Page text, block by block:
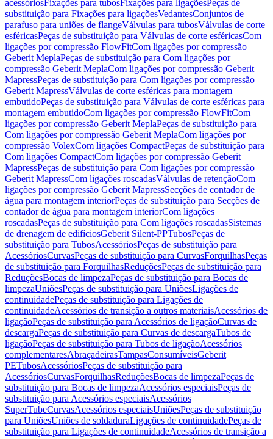
acessóriosFixações para tubosFixações para ligaçõesPeças de
substituição para Fixações para ligaçõesVedantesConjuntos de
parafuso para uniões de flangeVálvulas para tubosVálvulas de corte
esféricasPeças de substituição para Válvulas de corte esféricasCom
ligações por compressão FlowFitCom ligações por compressão
Geberit MeplaPeças de substituição para Com ligações por
compressão Geberit MeplaCom ligações por compressão Geberit
MapressPeças de substituição para Com ligações por compressão
Geberit MapressVálvulas de corte esféricas para montagem
embutidoPeças de substituição para Válvulas de corte esféricas para
montagem embutidoCom ligações por compressão FlowFitCom
ligações por compressão Geberit MeplaPeças de substituição para
Com ligações por compressão Geberit MeplaCom ligações por
compressão VolexCom ligações CompactPeças de substituição para
Com ligações CompactCom ligações por compressão Geberit
MapressPeças de substituição para Com ligações por compressão
Geberit MapressCom ligações roscadasVálvulas de retençãoCom
ligações por compressão Geberit MapressSecções de contador de
água para montagem interiorPeças de substituição para Secções de
contador de água para montagem interiorCom ligações
roscadasPeças de substituição para Com ligações roscadasSistemas
de drenagem de edifíciosGeberit Silent-PPTubosPeças de
substituição para TubosAcessóriosPeças de substituição para
AcessóriosCurvasPeças de substituição para CurvasForquilhasPeças
de substituição para ForquilhasReduçõesPeças de substituição para
ReduçõesBocas de limpezaPeças de substituição para Bocas de
limpezaUniõesPeças de substituição para UniõesLigações de
continuidadePeças de substituição para Ligações de
continuidadeAcessórios de transição a outros materiaisAcessórios de
ligaçãoPeças de substituição para Acessórios de ligaçãoCurvas de
descargaPeças de substituição para Curvas de descargaTubos de
ligaçãoPeças de substituição para Tubos de ligaçãoAcessórios
complementaresAbraçadeirasTampasConsumíveisGeberit
PETubosAcessóriosPeças de substituição para
AcessóriosCurvasForquilhasReduçõesBocas de limpezaPeças de
substituição para Bocas de limpezaAcessórios especiaisPeças de
substituição para Acessórios especiaisAcessórios
SuperTubeCurvasAcessórios especiaisUniõesPeças de substituição
para UniõesUniões de soldaduraLigações de continuidadePeças de
substituição para Ligações de continuidadeAcessórios de transição a